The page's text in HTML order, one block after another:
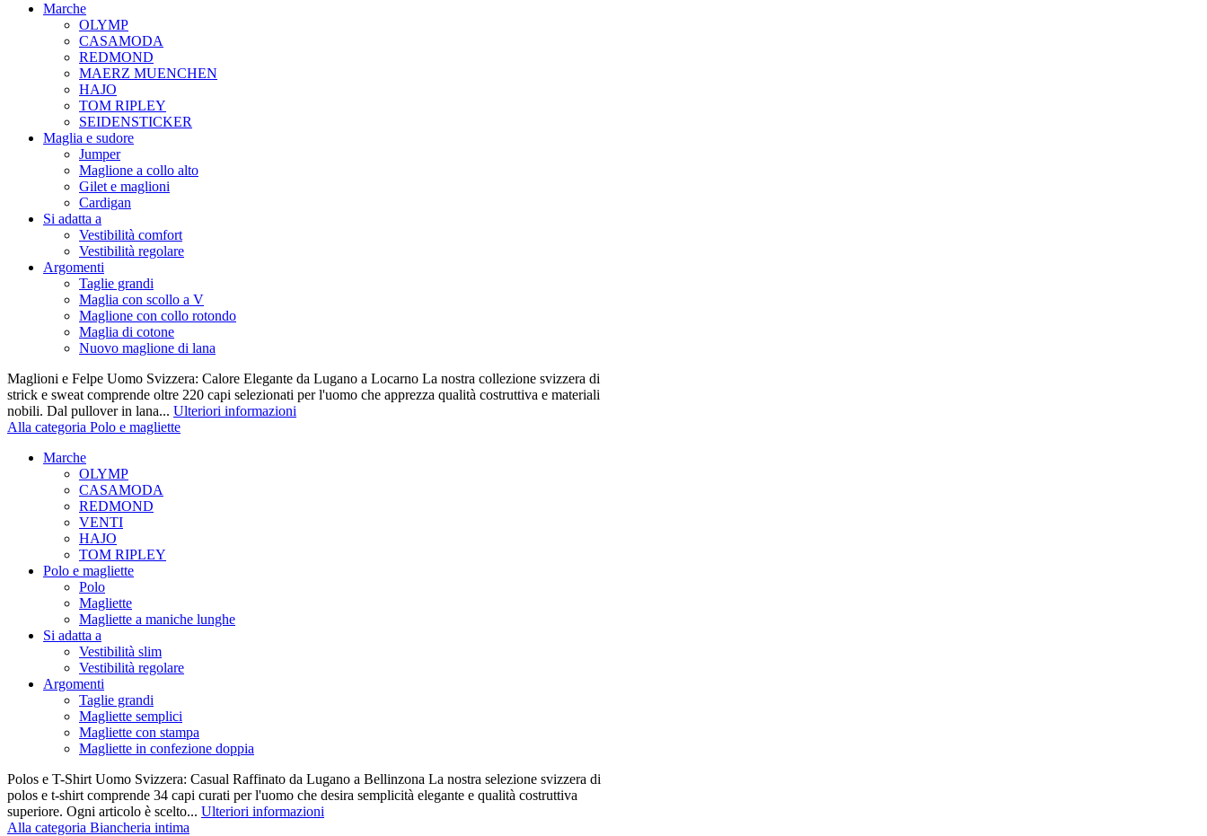
Marche
OLYMP
CASAMODA
REDMOND
MAERZ MUENCHEN
HAJO
TOM RIPLEY
SEIDENSTICKER
Maglia e sudore
Jumper
Maglione a collo alto
Gilet e maglioni
Cardigan
Si adatta a
Vestibilità comfort
Vestibilità regolare
Argomenti
Taglie grandi
Maglia con scollo a V
Maglione con collo rotondo
Maglia di cotone
Nuovo maglione di lana
Maglioni e Felpe Uomo Svizzera: Calore Elegante da Lugano a Locarno La nostra collezione svizzera di
strick e sweat comprende oltre 220 capi selezionati per l'uomo che apprezza qualità costruttiva e materiali
nobili. Dal pullover in lana... Ulteriori informazioni
Alla categoria Polo e magliette
Marche
OLYMP
CASAMODA
REDMOND
VENTI
HAJO
TOM RIPLEY
Polo e magliette
Polo
Magliette
Magliette a maniche lunghe
Si adatta a
Vestibilità slim
Vestibilità regolare
Argomenti
Taglie grandi
Magliette semplici
Magliette con stampa
Magliette in confezione doppia
Polos e T-Shirt Uomo Svizzera: Casual Raffinato da Lugano a Bellinzona La nostra selezione svizzera di
polos e t-shirt comprende 34 capi curati per l'uomo che desira semplicità elegante e qualità costruttiva
superiore. Ogni articolo è scelto... Ulteriori informazioni
Alla categoria Biancheria intima